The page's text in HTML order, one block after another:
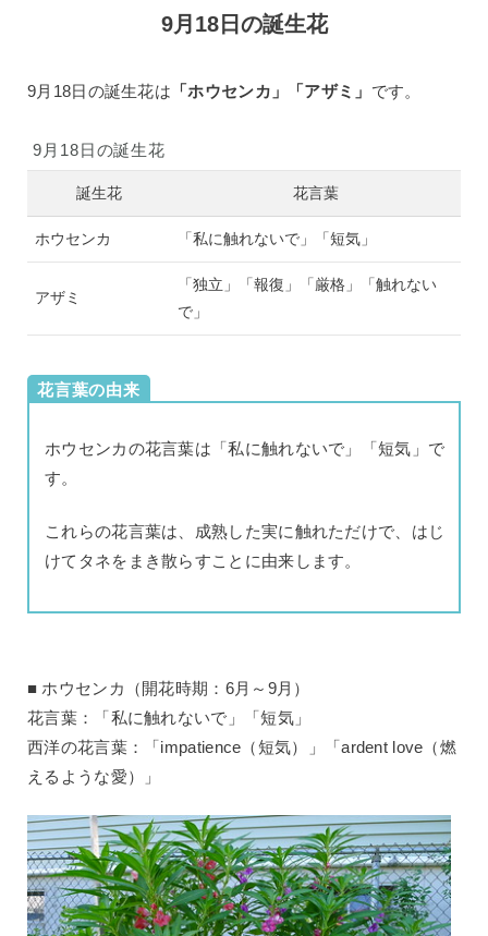
9月18日の誕生花
9月18日の誕生花は 「ホウセンカ」「アザミ」 です。
9月18日の誕生花
誕生花 花言葉
ホウセンカ 「私に触れないで」「短気」
アザミ
「独立」「報復」「厳格」「触れない
で」
花言葉の由来
ホウセンカの花言葉は「私に触れないで」「短気」で
す。
これらの花言葉は、成熟した実に触れただけで、はじ
けてタネをまき散らすことに由来します。
ホウセンカ（開花時期：6月～9月）
花言葉：「私に触れないで」「短気」
西洋の花言葉：「impatience（短気）」「ardent love（燃
えるような愛）」